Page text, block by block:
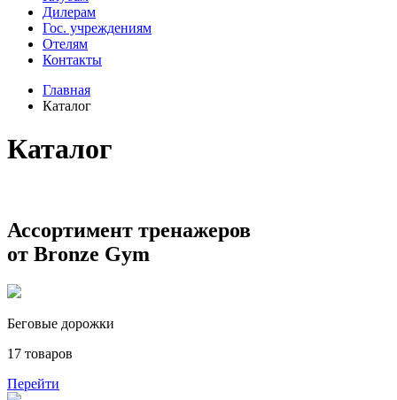
Дилерам
Гос. учреждениям
Отелям
Контакты
Главная
Каталог
Каталог
Ассортимент тренажеров
от Bronze Gym
Беговые дорожки
17 товаров
Перейти